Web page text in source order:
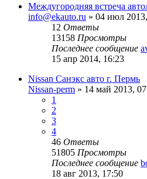
Междугородняя встреча
info@ekauto.ru » 04 июл
12 Ответы
13158 Просмотры
Последнее сообщение
15 апр 2014, 16:23
Nissan Санэкс авто г. Пермь
Nissan-perm » 14 май 2013,
1
2
3
4
46 Ответы
51805 Просмотры
Последнее сообщение
18 авг 2013, 17:50